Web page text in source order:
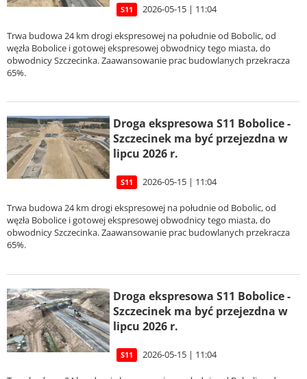
S11 2026-05-15 | 11:04
Trwa budowa 24 km drogi ekspresowej na południe od Bobolic, od
węzła Bobolice i gotowej ekspresowej obwodnicy tego miasta, do
obwodnicy Szczecinka. Zaawansowanie prac budowlanych przekracza
65%.
Droga ekspresowa S11 Bobolice -
Szczecinek ma być przejezdna w
lipcu 2026 r.
S11 2026-05-15 | 11:04
Trwa budowa 24 km drogi ekspresowej na południe od Bobolic, od
węzła Bobolice i gotowej ekspresowej obwodnicy tego miasta, do
obwodnicy Szczecinka. Zaawansowanie prac budowlanych przekracza
65%.
Droga ekspresowa S11 Bobolice -
Szczecinek ma być przejezdna w
lipcu 2026 r.
S11 2026-05-15 | 11:04